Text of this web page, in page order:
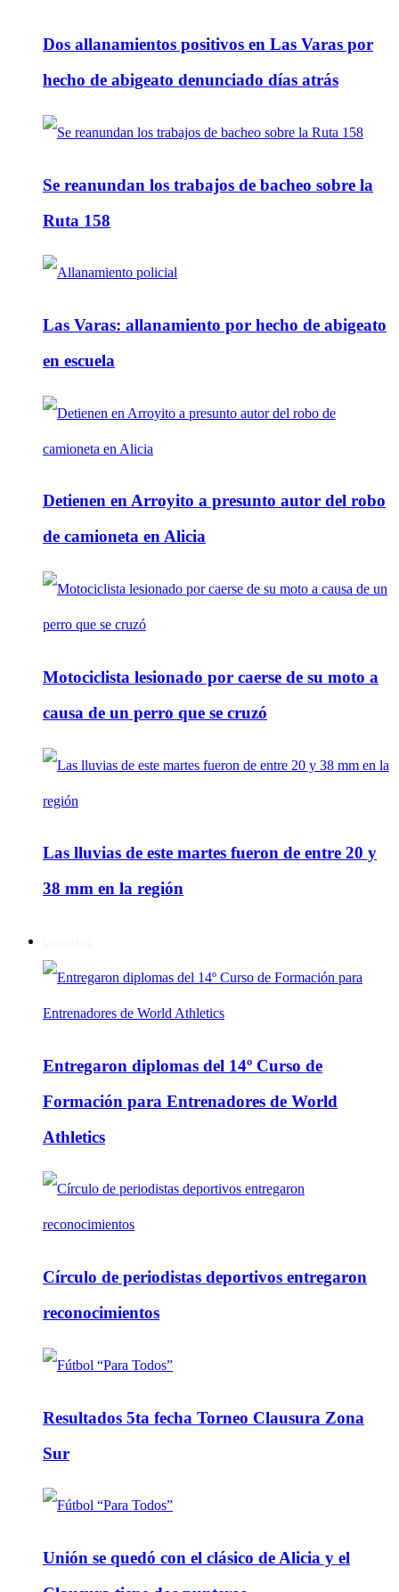
Dos allanamientos positivos en Las Varas por
hecho de abigeato denunciado días atrás
Se reanundan los trabajos de bacheo sobre la
Ruta 158
Las Varas: allanamiento por hecho de abigeato
en escuela
Detienen en Arroyito a presunto autor del robo
de camioneta en Alicia
Motociclista lesionado por caerse de su moto a
causa de un perro que se cruzó
Las lluvias de este martes fueron de entre 20 y
38 mm en la región
Entregaron diplomas del 14º Curso de
Formación para Entrenadores de World
Athletics
Círculo de periodistas deportivos entregaron
reconocimientos
Resultados 5ta fecha Torneo Clausura Zona
Sur
Unión se quedó con el clásico de Alicia y el